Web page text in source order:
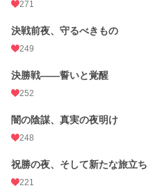
271
決戦前夜、守るべきもの
249
決勝戦――誓いと覚醒
252
闇の陰謀、真実の夜明け
248
祝勝の夜、そして新たな旅立ち
221